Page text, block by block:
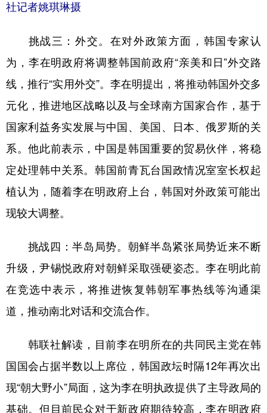
社记者姚琪琳摄
挑战三：外交。在对外政策方面，韩国专家认
为，李在明政府将调整韩国前政府“亲美和日”外交路
线，推行“实用外交”。李在明提出，将推动韩国外交多
元化，推进地区战略以及与全球南方国家合作，基于
国家利益务实发展与中国、美国、日本、俄罗斯的关
系。他此前表示，中国是韩国重要的贸易伙伴，将稳
定处理韩中关系。韩国前青瓦台国政情况室室长权起
植认为，随着李在明政府上台，韩国对外政策可能出
现较大调整。
挑战四：半岛局势。朝鲜半岛紧张局势近来不断
升级，尹锡悦政府对朝鲜采取强硬姿态。李在明此前
在竞选中表示，将推进恢复韩朝军事热线等沟通渠
道，推动南北对话和交流合作。
韩联社解读，目前李在明所在的共同民主党在韩
国国会占据半数以上席位，韩国政坛时隔12年再次出
现“朝大野小”局面，这为李在明执政提供了主导政局的
基础。但目前民众对于新政府期待较高，李在明政府